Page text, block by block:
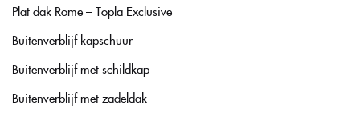
Plat dak Rome – Topla Exclusive
Buitenverblijf kapschuur
Buitenverblijf met schildkap
Buitenverblijf met zadeldak